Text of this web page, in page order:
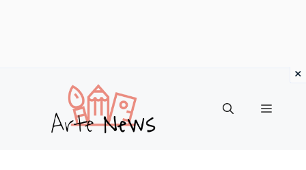
contenuto
Menu
×